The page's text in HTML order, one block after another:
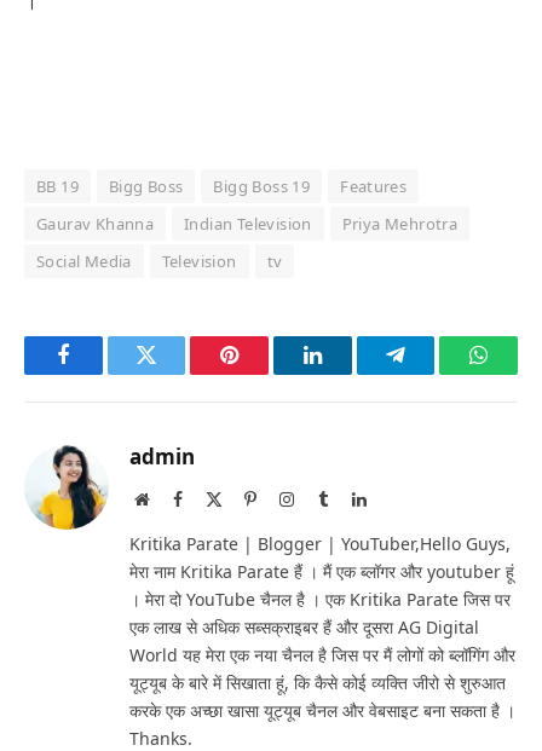
BB 19 Bigg Boss Bigg Boss 19
Features
Gaurav Khanna
Indian Television
Priya Mehrotra
Social Media
Television tv
FacebookTwitter Pinterest LinkedInTelegram
admin
WebsiteFacebook PinterestInstagram
TumblrLinkedIn
Kritika Parate | Blogger | YouTuber,Hello Guys,
मेरा नाम Kritika Parate हैं । मैं एक ब्लॉगर और youtuber हूं
। मेरा दो YouTube चैनल है । एक Kritika Parate जिस पर
एक लाख से अधिक सब्सक्राइबर हैं और दूसरा AG Digital
World यह मेरा एक नया चैनल है जिस पर मैं लोगों को ब्लॉगिंग और
यूट्यूब के बारे में सिखाता हूं, कि कैसे कोई व्यक्ति जीरो से शुरुआत
करके एक अच्छा खासा यूट्यूब चैनल और वेबसाइट बना सकता है ।
Thanks.